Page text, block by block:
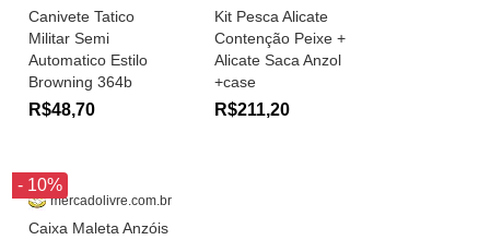
Canivete Tatico
Militar Semi
Automatico Estilo
Browning 364b
R$48,70
Kit Pesca Alicate
Contenção Peixe +
Alicate Saca Anzol
+case
R$211,20
- 10%
mercadolivre.com.br
Caixa Maleta Anzóis